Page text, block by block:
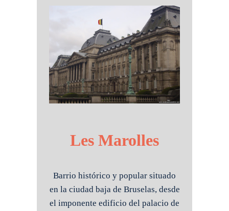
Les Marolles
Barrio histórico y popular situado
en la ciudad baja de Bruselas, desde
el imponente edificio del palacio de